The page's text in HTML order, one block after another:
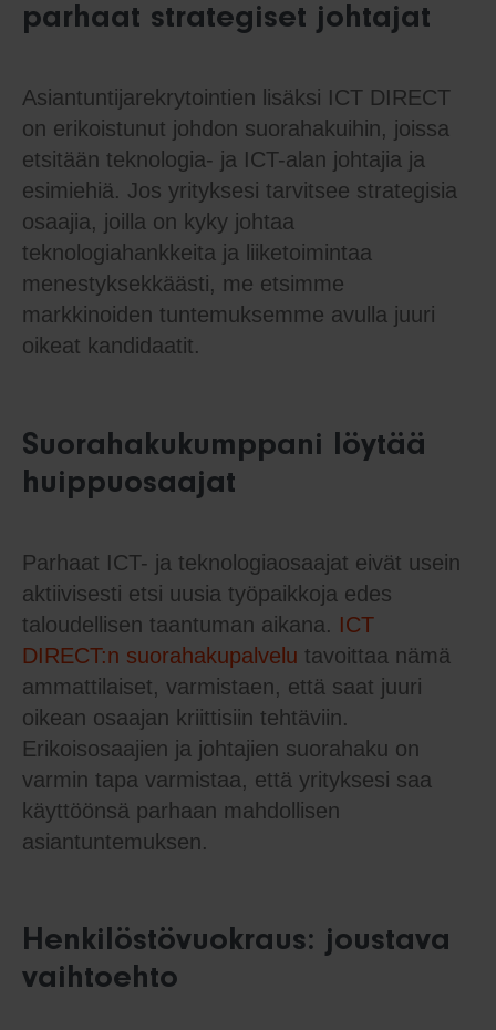
parhaat strategiset johtajat
Asiantuntijarekrytointien lisäksi ICT DIRECT
on erikoistunut johdon suorahakuihin, joissa
etsitään teknologia- ja ICT-alan johtajia ja
esimiehiä. Jos yrityksesi tarvitsee strategisia
osaajia, joilla on kyky johtaa
teknologiahankkeita ja liiketoimintaa
menestyksekkäästi, me etsimme
markkinoiden tuntemuksemme avulla juuri
oikeat kandidaatit.
Suorahakukumppani löytää
huippuosaajat
Parhaat ICT- ja teknologiaosaajat eivät usein
aktiivisesti etsi uusia työpaikkoja edes
taloudellisen taantuman aikana. ICT
DIRECT:n suorahakupalvelu tavoittaa nämä
ammattilaiset, varmistaen, että saat juuri
oikean osaajan kriittisiin tehtäviin.
Erikoisosaajien ja johtajien suorahaku on
varmin tapa varmistaa, että yrityksesi saa
käyttöönsä parhaan mahdollisen
asiantuntemuksen.
Henkilöstövuokraus: joustava
vaihtoehto